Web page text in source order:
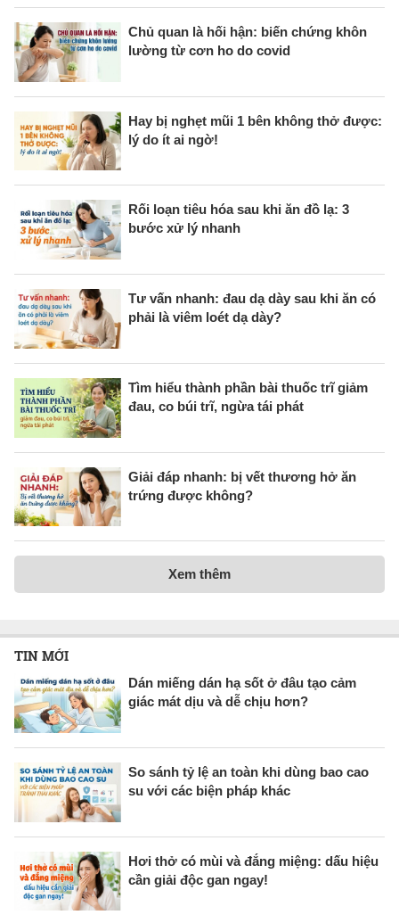
Chủ quan là hối hận: biến chứng khôn
lường từ cơn ho do covid
Hay bị nghẹt mũi 1 bên không thở được:
lý do ít ai ngờ!
Rối loạn tiêu hóa sau khi ăn đồ lạ: 3
bước xử lý nhanh
Tư vấn nhanh: đau dạ dày sau khi ăn có
phải là viêm loét dạ dày?
Tìm hiểu thành phần bài thuốc trĩ giảm
đau, co búi trĩ, ngừa tái phát
Giải đáp nhanh: bị vết thương hở ăn
trứng được không?
Xem thêm
TIN MỚI
Dán miếng dán hạ sốt ở đâu tạo cảm
giác mát dịu và dễ chịu hơn?
So sánh tỷ lệ an toàn khi dùng bao cao
su với các biện pháp khác
Hơi thở có mùi và đắng miệng: dấu hiệu
cần giải độc gan ngay!